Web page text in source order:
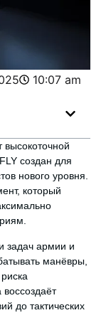
10:07 am
высокоточной
создан для
нового уровня.
который
задач армии и
манёвры,
до тактических